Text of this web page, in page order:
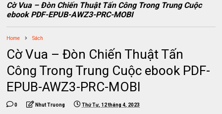
Cờ Vua – Đòn Chiến Thuật Tấn Công Trong Trung Cuộc
ebook PDF-EPUB-AWZ3-PRC-MOBI
Home Sách
Cờ Vua – Đòn Chiến Thuật Tấn
Công Trong Trung Cuộc ebook PDF-
EPUB-AWZ3-PRC-MOBI
0 Nhut Truong Thứ Tư, 12 tháng 4, 2023